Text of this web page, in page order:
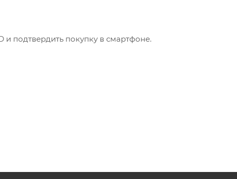
и подтвердить покупку в смартфоне.